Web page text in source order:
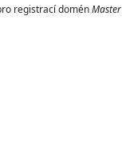
registrací domén